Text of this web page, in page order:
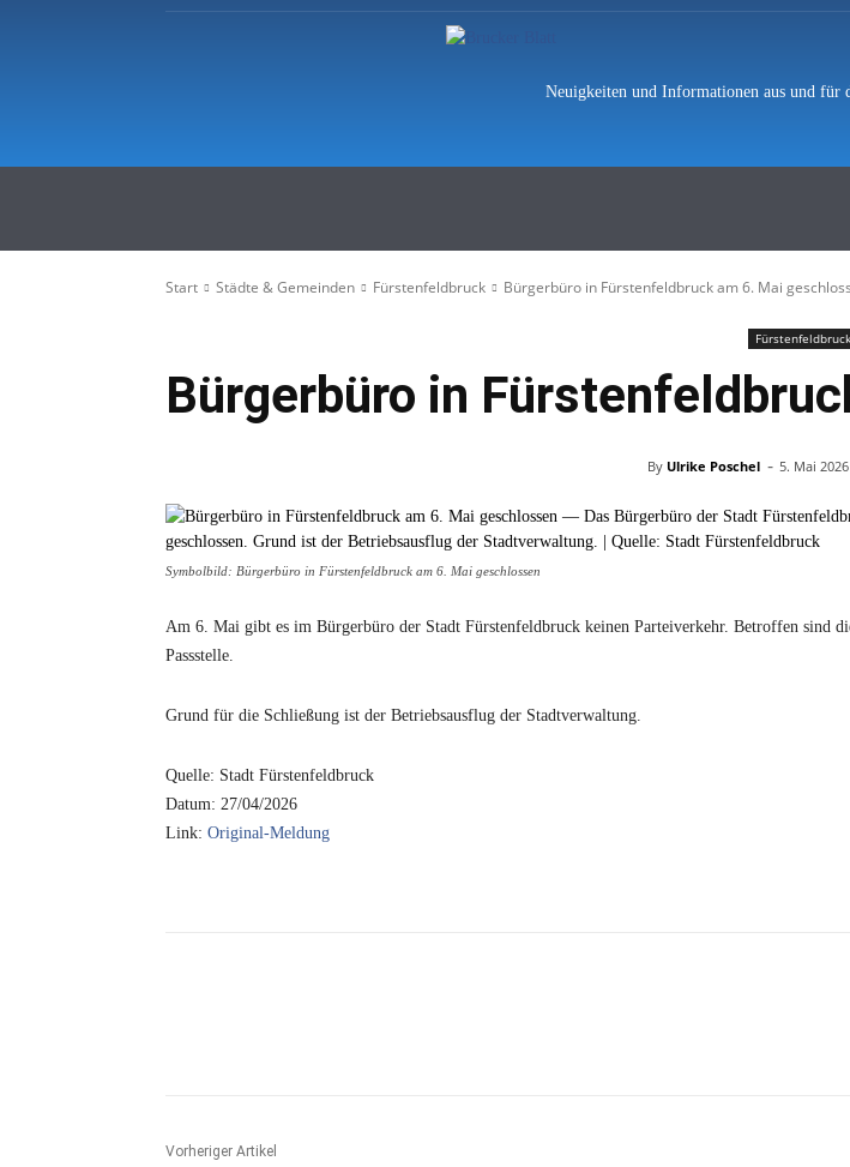
Neuigkeiten und Informationen aus und für
Start Städte & Gemeinden Fürstenfeldbruck Bürgerbüro in Fürstenfeldbruck am 6. Mai
Fürstenfeldbruck
Bürgerbüro in
By Ulrike Poschel - 5. Mai 2026
Symbolbild: Bürgerbüro in Fürstenfeldbruck am 6. Mai geschlossen
Am 6. Mai gibt es im Bürgerbüro der Stadt Fürstenfeldbruck keinen Parteiverkehr. Betroffen sind
Passstelle.
Grund für die Schließung ist der Betriebsausflug der Stadtverwaltung.
Quelle: Stadt Fürstenfeldbruck
Datum: 27/04/2026
Link: Original-Meldung
Vorheriger Artikel